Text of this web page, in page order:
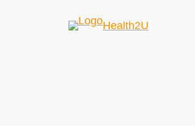
Health2U